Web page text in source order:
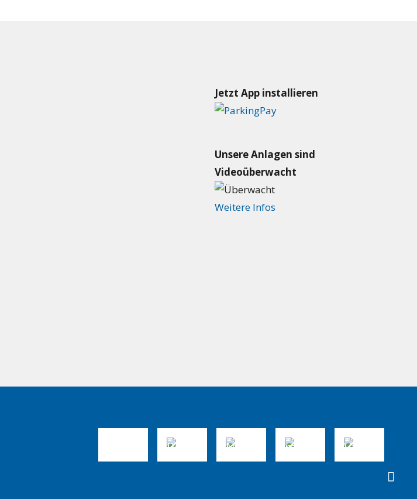
Jetzt App installieren
Unsere Anlagen sind
Videoüberwacht
Weitere Infos